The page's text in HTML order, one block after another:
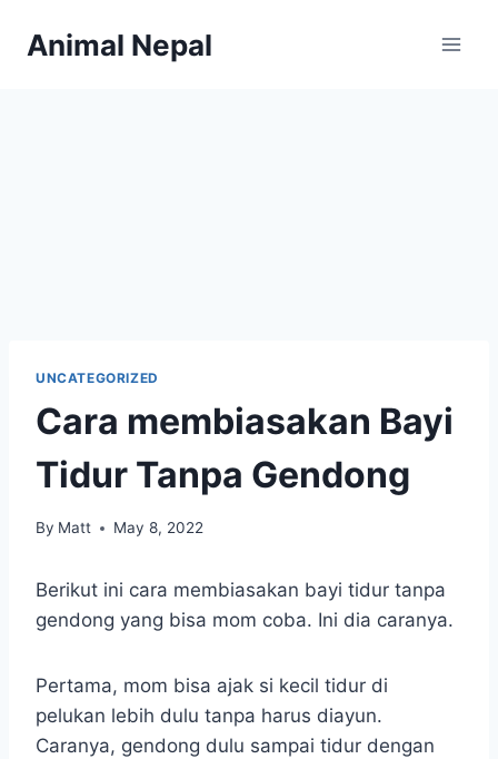
Animal Nepal
UNCATEGORIZED
Cara membiasakan Bayi
Tidur Tanpa Gendong
By Matt May 8, 2022
Berikut ini cara membiasakan bayi tidur tanpa
gendong yang bisa mom coba. Ini dia caranya.
Pertama, mom bisa ajak si kecil tidur di
pelukan lebih dulu tanpa harus diayun.
Caranya, gendong dulu sampai tidur dengan